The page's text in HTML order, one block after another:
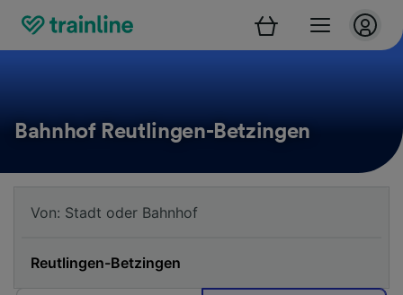
Bahnhof Reutlingen-Betzingen